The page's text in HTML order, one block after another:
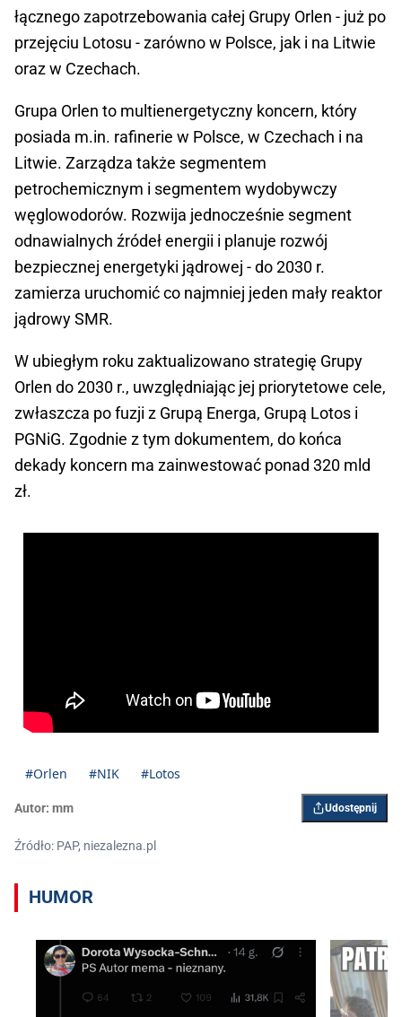
łącznego zapotrzebowania całej Grupy Orlen - już po
przejęciu Lotosu - zarówno w Polsce, jak i na Litwie
oraz w Czechach.
Grupa Orlen to multienergetyczny koncern, który
posiada m.in. rafinerie w Polsce, w Czechach i na
Litwie. Zarządza także segmentem
petrochemicznym i segmentem wydobywczy
węglowodorów. Rozwija jednocześnie segment
odnawialnych źródeł energii i planuje rozwój
bezpiecznej energetyki jądrowej - do 2030 r.
zamierza uruchomić co najmniej jeden mały reaktor
jądrowy SMR.
W ubiegłym roku zaktualizowano strategię Grupy
Orlen do 2030 r., uwzględniając jej priorytetowe cele,
zwłaszcza po fuzji z Grupą Energa, Grupą Lotos i
PGNiG. Zgodnie z tym dokumentem, do końca
dekady koncern ma zainwestować ponad 320 mld
zł.
#Orlen #NIK #Lotos
Autor: mm Udostępnij
Źródło: PAP, niezalezna.pl
HUMOR